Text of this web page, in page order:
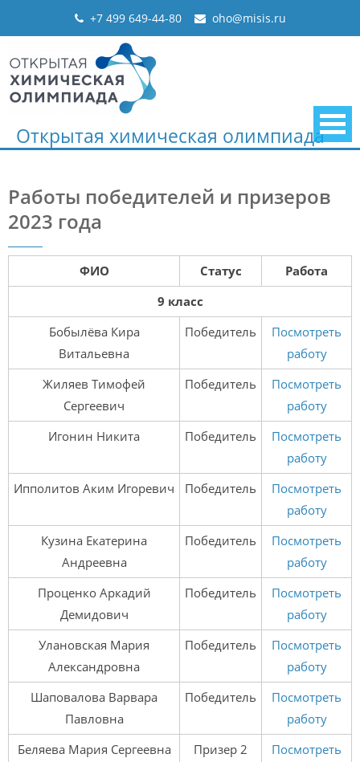
+7 499 649-44-80 oho@misis.ru
Открытая химическая олимпиада
Работы победителей и призеров
2023 года
ФИО Статус
Работа
9 класс
Бобылёва Кира
Витальевна
Победитель
Посмотреть
работу
Жиляев Тимофей
Сергеевич
Победитель
Посмотреть
работу
Игонин Никита
Победитель
Посмотреть
работу
Ипполитов Аким Игоревич
Победитель
Посмотреть
работу
Кузина Екатерина
Андреевна
Победитель
Посмотреть
работу
Проценко Аркадий
Демидович
Победитель
Посмотреть
работу
Улановская Мария
Александровна
Победитель
Посмотреть
работу
Шаповалова Варвара
Павловна
Победитель
Посмотреть
работу
Беляева Мария Сергеевна
Призер 2
Посмотреть